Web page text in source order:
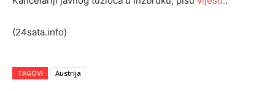
(24sata.info)
TAGOVI Austrija